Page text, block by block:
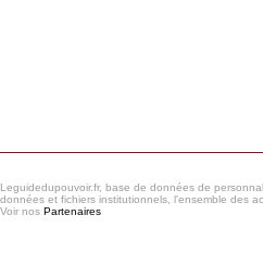
Leguidedupouvoir.fr, base de données de
données et fichiers institutionnels, l'ensemble des
Voir nos Partenaires